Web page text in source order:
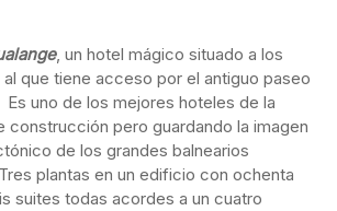
, un hotel mágico situado a los
que tiene acceso por el antiguo paseo
uno de los mejores hoteles de la
construcción pero guardando la imagen
de los grandes balnearios
plantas en un edificio con ochenta
suites todas acordes a un cuatro